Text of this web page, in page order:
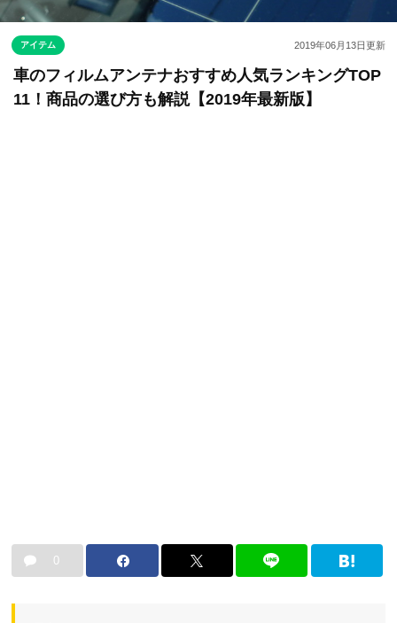
アイテム 2019年06月13日更新
車のフィルムアンテナおすすめ人気ランキングTOP
11！商品の選び方も解説【2019年最新版】
0